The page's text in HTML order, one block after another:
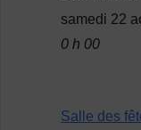
samedi 22
0 h 00
Salle des